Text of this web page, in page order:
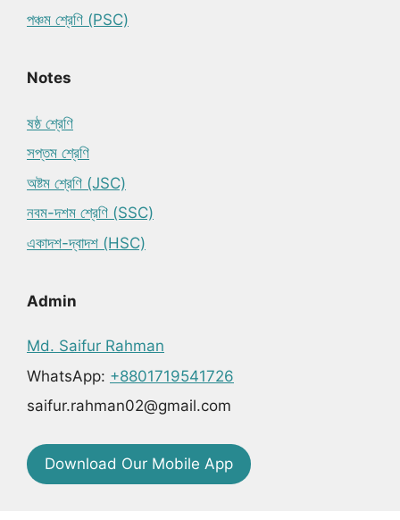
পঞ্চম শ্রেণি (PSC)
Notes
ষষ্ঠ শ্রেণি
সপ্তম শ্রেণি
অষ্টম শ্রেণি (JSC)
নবম-দশম শ্রেণি (SSC)
একাদশ-দ্বাদশ (HSC)
Admin
Md. Saifur Rahman
WhatsApp: +8801719541726
saifur.rahman02@gmail.com
Download Our Mobile App